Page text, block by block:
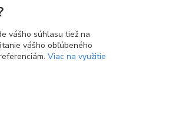
(Pon-Pia 08:00-16:00)
info@nasatvorba.sk
vášho súhlasu tiež na
vášho obľúbeného
Viac na využitie